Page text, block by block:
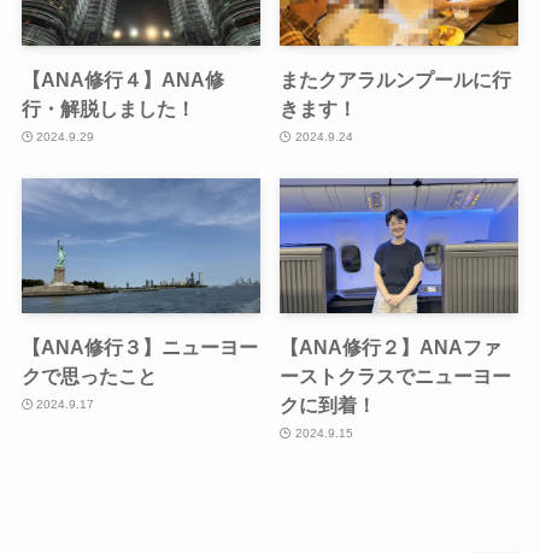
【ANA修行４】ANA修
行・解脱しました！
2024.9.29
またクアラルンプールに行
きます！
2024.9.24
【ANA修行３】ニューヨー
クで思ったこと
2024.9.17
【ANA修行２】ANAファ
ーストクラスでニューヨー
クに到着！
2024.9.15